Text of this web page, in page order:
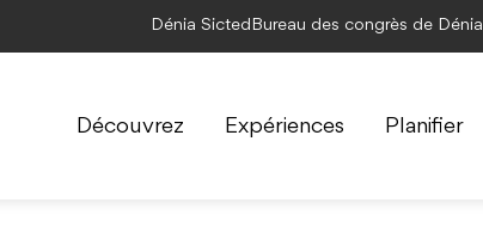
Dénia Sicted Bureau des congrès de Dénia
Découvrez Expériences Planifier